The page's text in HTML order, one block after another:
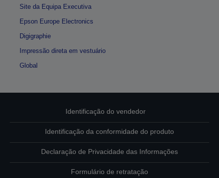
Site da Equipa Executiva
Epson Europe Electronics
Digigraphie
Impressão direta em vestuário
Global
Identificação do vendedor
Identificação da conformidade do produto
Declaração de Privacidade das Informações
Formulário de retratação